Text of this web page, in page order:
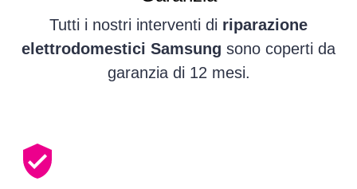
Tutti i nostri interventi di riparazione
elettrodomestici Samsung sono coperti da
garanzia di 12 mesi.